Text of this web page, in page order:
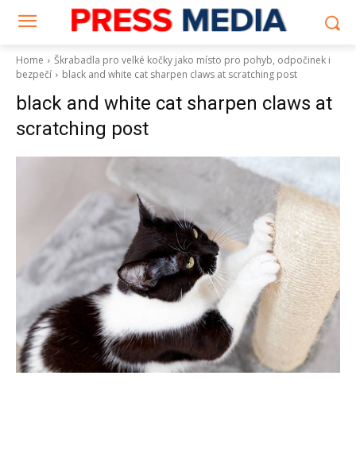
Home
Škrabadla pro velké kočky jako místo pro pohyb, odpočinek i
bezpečí
black and white cat sharpen claws at scratching post
black and white cat sharpen claws at
scratching post